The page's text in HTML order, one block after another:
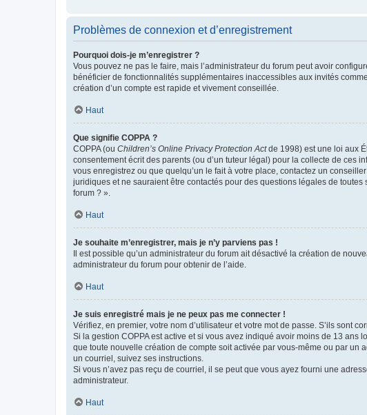
Problèmes de connexion et d’enregistrement
Pourquoi dois-je m’enregistrer ?
Vous pouvez ne pas le faire, mais l’administrateur du forum peut avoir
bénéficier de fonctionnalités supplémentaires inaccessibles aux invités
création d’un compte est rapide et vivement conseillée.
Haut
Que signifie COPPA ?
COPPA (ou Children’s Online Privacy Protection Actde 1998) est une loi aux
consentement écrit des parents (ou d’un tuteur légal) pour la collecte de ces
vous enregistrez ou que quelqu’un le fait à votre place, contactez un
juridiques et ne sauraient être contactés pour des questions légales de
forum ? ».
Haut
Je souhaite m’enregistrer, mais je n’y parviens pas !
Il est possible qu’un administrateur du forum ait désactivé la création de
administrateur du forum pour obtenir de l’aide.
Haut
Je suis enregistré mais je ne peux pas me connecter !
Vérifiez, en premier, votre nom d’utilisateur et votre mot de passe. S’ils sont
Si la gestion COPPA est active et si vous avez indiqué avoir moins de 13
que toute nouvelle création de compte soit activée par vous-même ou par un
un courriel, suivez ses instructions.
Si vous n’avez pas reçu de courriel, il se peut que vous ayez fourni une
administrateur.
Haut